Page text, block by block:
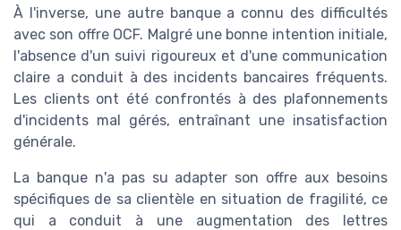
À l'inverse, une autre banque a connu des difficultés
avec son offre OCF. Malgré une bonne intention initiale,
l'absence d'un suivi rigoureux et d'une communication
claire a conduit à des incidents bancaires fréquents.
Les clients ont été confrontés à des plafonnements
d'incidents mal gérés, entraînant une insatisfaction
générale.
La banque n'a pas su adapter son offre aux besoins
spécifiques de sa clientèle en situation de fragilité, ce
qui a conduit à une augmentation des lettres